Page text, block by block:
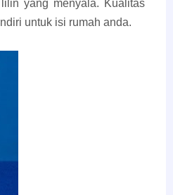
yang menyala. Kualitas
untuk isi rumah anda.